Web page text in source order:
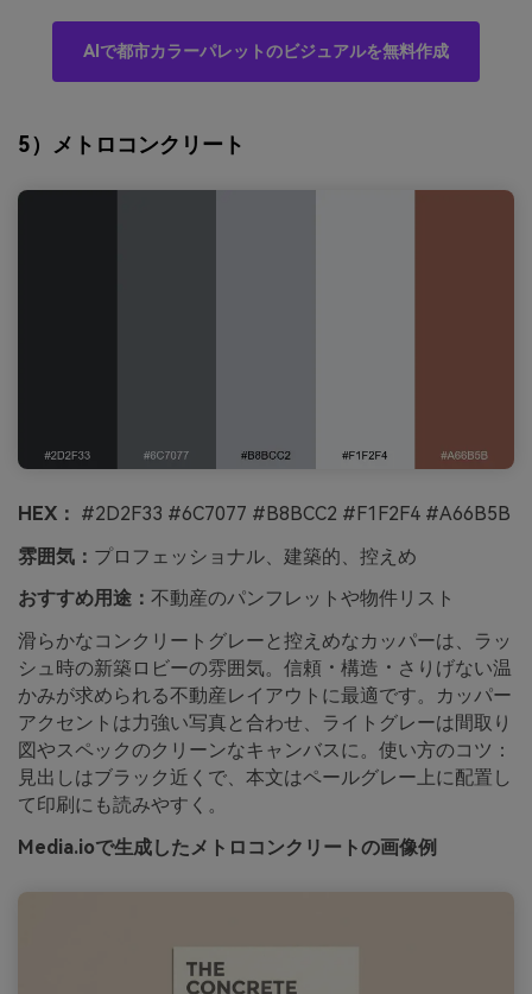
AIで都市カラーパレットのビジュアルを無料作成
5）メトロコンクリート
HEX： #2D2F33 #6C7077 #B8BCC2 #F1F2F4 #A66B5B
雰囲気： プロフェッショナル、建築的、控えめ
おすすめ用途： 不動産のパンフレットや物件リスト
滑らかなコンクリートグレーと控えめなカッパーは、ラッ
シュ時の新築ロビーの雰囲気。信頼・構造・さりげない温
かみが求められる不動産レイアウトに最適です。カッパー
アクセントは力強い写真と合わせ、ライトグレーは間取り
図やスペックのクリーンなキャンバスに。使い方のコツ：
見出しはブラック近くで、本文はペールグレー上に配置し
て印刷にも読みやすく。
Media.ioで生成したメトロコンクリートの画像例